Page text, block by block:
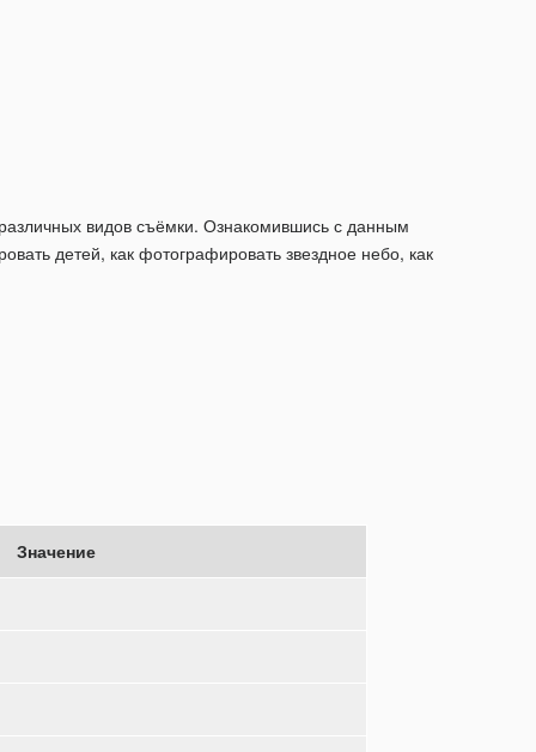
видов съёмки. Ознакомившись с данным
детей, как фотографировать звездное небо, как
Значение